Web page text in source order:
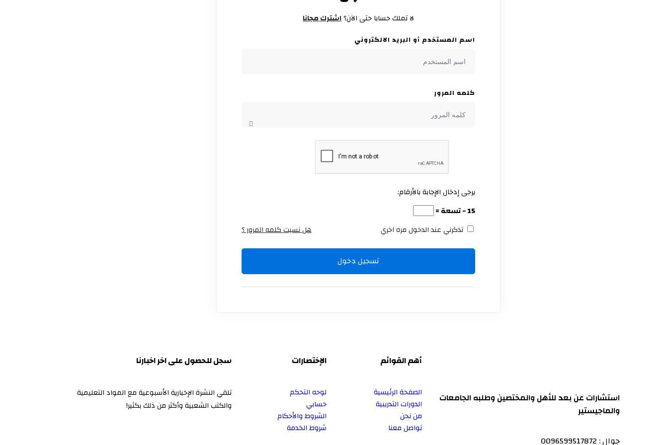
لا تملك حسابا حتى الآن؟اشترك مجانا
اسم المستخدم أو البريد الالكتروني
كلمه المرور
يرجى إدخال الإجابة بالأرقام:
15 − تسعة =
تذكرني عند الدخول مره اخري
هل نسيت كلمه المرور ؟
تسجيل دخول
استشارات عن بعد للأهل والمختصين وطلبه الجامعات
والماجيستير
جوال : 0096599517872
أهم القوائم
الصفحة الرئيسية
الدورات التدريبية
من نحن
تواصل معنا
الإختصارات
لوحه التحكم
حسابي
الشروط والأحكام
شروط الخدمة
سجل للحصول على اخر اخبارنا
تلقي النشرة الإخبارية الأسبوعية مع المواد التعليمية
والكتب الشعبية وأكثر من ذلك بكثير!